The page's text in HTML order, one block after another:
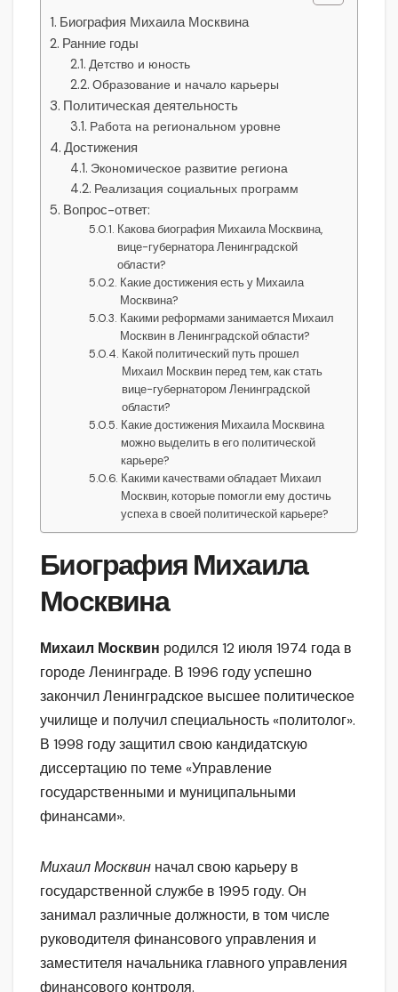
Биография Михаила Москвина
Ранние годы
Детство и юность
Образование и начало карьеры
Политическая деятельность
Работа на региональном уровне
Достижения
Экономическое развитие региона
Реализация социальных программ
Вопрос-ответ:
Какова биография Михаила Москвина,
вице-губернатора Ленинградской
области?
Какие достижения есть у Михаила
Москвина?
Какими реформами занимается Михаил
Москвин в Ленинградской области?
Какой политический путь прошел
Михаил Москвин перед тем, как стать
вице-губернатором Ленинградской
области?
Какие достижения Михаила Москвина
можно выделить в его политической
карьере?
Какими качествами обладает Михаил
Москвин, которые помогли ему достичь
успеха в своей политической карьере?
Биография Михаила
Москвина
Михаил Москвин родился 12 июля 1974 года в
городе Ленинграде. В 1996 году успешно
закончил Ленинградское высшее политическое
училище и получил специальность «политолог».
В 1998 году защитил свою кандидатскую
диссертацию по теме «Управление
государственными и муниципальными
финансами».
Михаил Москвин начал свою карьеру в
государственной службе в 1995 году. Он
занимал различные должности, в том числе
руководителя финансового управления и
заместителя начальника главного управления
финансового контроля.